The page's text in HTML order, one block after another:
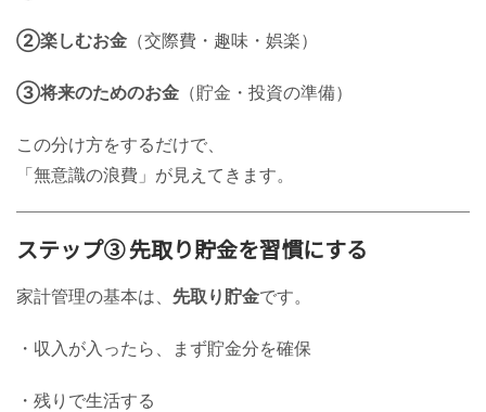
②楽しむお金 （交際費・趣味・娯楽）
③将来のためのお金 （貯金・投資の準備）
この分け方をするだけで、
「無意識の浪費」が見えてきます。
ステップ③ 先取り貯金を習慣にする
家計管理の基本は、 先取り貯金です。
・収入が入ったら、まず貯金分を確保
・残りで生活する